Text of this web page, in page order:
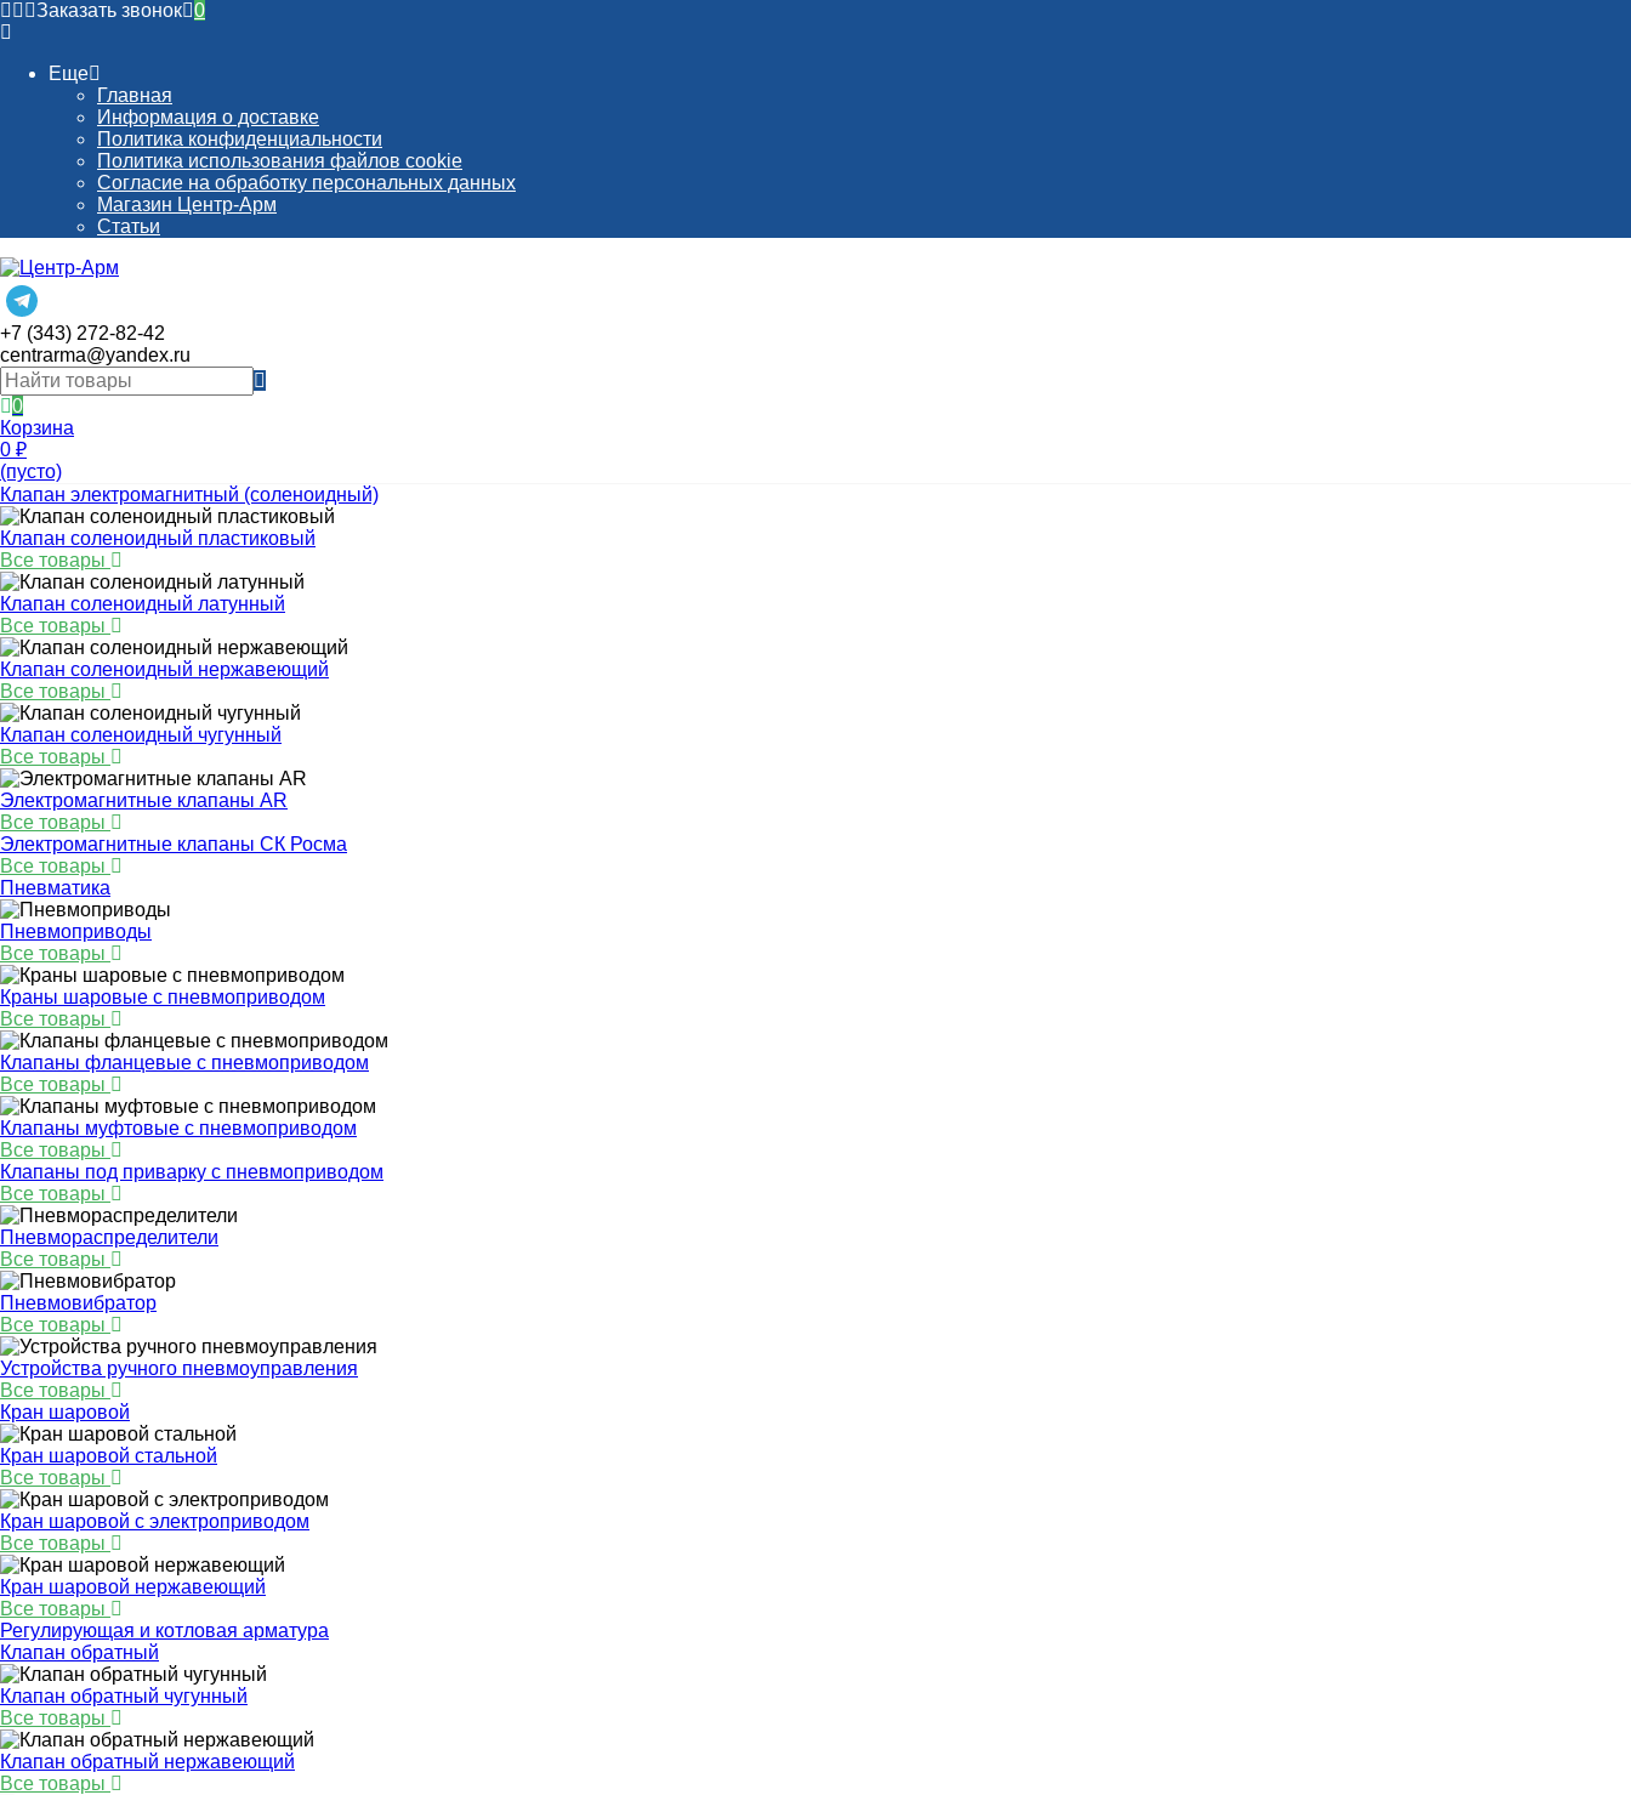
Заказать звонок 0
Еще
Главная
Информация о доставке
Политика конфиденциальности
Политика использования файлов cookie
Согласие на обработку персональных данных
Магазин Центр-Арм
Статьи
+7 (343) 272-82-42
centrarma@yandex.ru
0
Корзина
0 ₽
(пусто)
Клапан электромагнитный (соленоидный)
Клапан соленоидный пластиковый
Все товары
Клапан соленоидный латунный
Все товары
Клапан соленоидный нержавеющий
Все товары
Клапан соленоидный чугунный
Все товары
Электромагнитные клапаны AR
Все товары
Электромагнитные клапаны СК Росма
Все товары
Пневматика
Пневмоприводы
Все товары
Краны шаровые с пневмоприводом
Все товары
Клапаны фланцевые с пневмоприводом
Все товары
Клапаны муфтовые с пневмоприводом
Все товары
Клапаны под приварку с пневмоприводом
Все товары
Пневмораспределители
Все товары
Пневмовибратор
Все товары
Устройства ручного пневмоуправления
Все товары
Кран шаровой
Кран шаровой стальной
Все товары
Кран шаровой с электроприводом
Все товары
Кран шаровой нержавеющий
Все товары
Регулирующая и котловая арматура
Клапан обратный
Клапан обратный чугунный
Все товары
Клапан обратный нержавеющий
Все товары